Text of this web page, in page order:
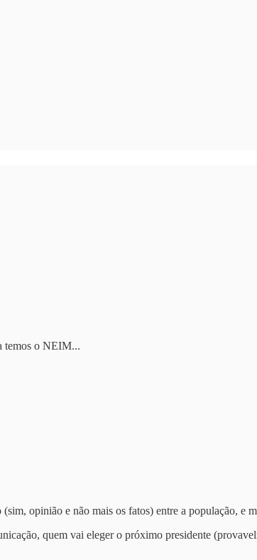
temos o NEIM...
opinião e não mais os fatos) entre a população, e
quem vai eleger o próximo presidente